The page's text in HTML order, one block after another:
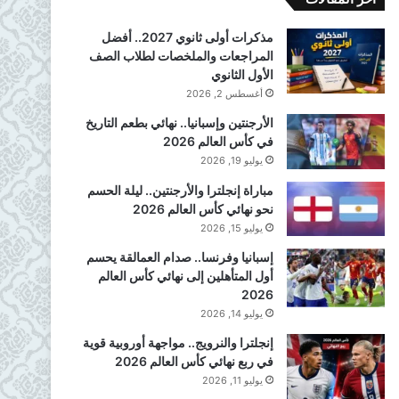
مذكرات أولى ثانوي 2027.. أفضل
المراجعات والملخصات لطلاب الصف
الأول الثانوي
أغسطس 2, 2026
الأرجنتين وإسبانيا.. نهائي بطعم التاريخ
في كأس العالم 2026
يوليو 19, 2026
مباراة إنجلترا والأرجنتين.. ليلة الحسم
نحو نهائي كأس العالم 2026
يوليو 15, 2026
إسبانيا وفرنسا.. صدام العمالقة يحسم
أول المتأهلين إلى نهائي كأس العالم
2026
يوليو 14, 2026
إنجلترا والنرويج.. مواجهة أوروبية قوية
في ربع نهائي كأس العالم 2026
يوليو 11, 2026